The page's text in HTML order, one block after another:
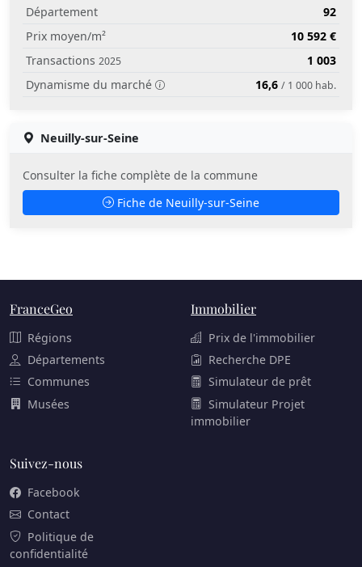
Département
92
Prix moyen/m²
10 592 €
Transactions 2025
1 003
Dynamisme du marché
16,6 / 1 000 hab.
Neuilly-sur-Seine
Consulter la fiche complète de la commune
Fiche de Neuilly-sur-Seine
FranceGeo
Régions
Départements
Communes
Musées
Immobilier
Prix de l'immobilier
Recherche DPE
Simulateur de prêt
Simulateur Projet
immobilier
Suivez-nous
Facebook
Contact
Politique de
confidentialité